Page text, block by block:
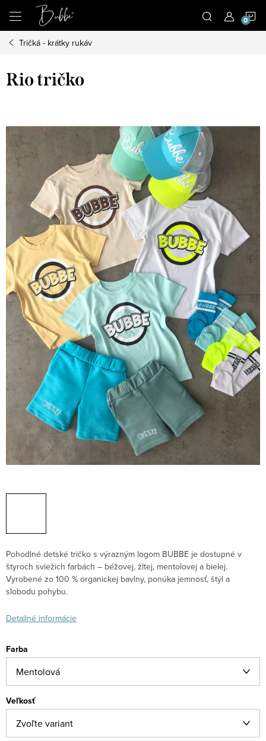
obsah
Tričká - krátky rukáv
Rio tričko
Pohodlné detské tričko s výrazným logom BUBBE je dostupné v
štyroch sviežich farbách – béžovej, žltej, mentolovej a bielej.
Vyrobené zo 100 % organickej bavlny, ponúka jemnosť, štýl a
slobodu pohybu.
Detailné informácie
Farba
Veľkosť